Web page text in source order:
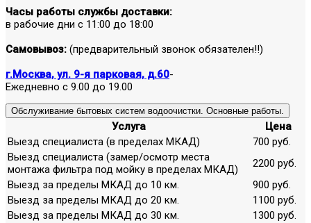
Часы работы службы доставки:
в рабочие дни с 11:00 до 18:00
Самовывоз: (предварительный звонок обязателен!!)
г.Москва, ул. 9-я парковая, д.60-
Ежедневно с 9.00 до 19.00
Обслуживание бытовых систем водоочистки. Основные работы.
Услуга
Цена
Выезд специалиста (в пределах МКАД)
700 руб.
Выезд специалиста (замер/осмотр места
монтажа фильтра под мойку в пределах МКАД)
2200 руб.
Выезд за пределы МКАД до 10 км.
900 руб.
Выезд за пределы МКАД до 20 км.
1100 руб.
Выезд за пределы МКАД до 30 км.
1300 руб.